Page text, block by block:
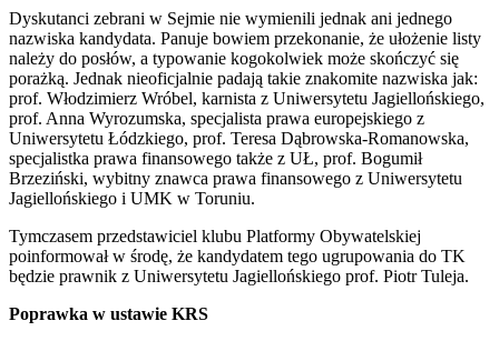
Dyskutanci zebrani w Sejmie nie wymienili jednak ani jednego
nazwiska kandydata. Panuje bowiem przekonanie, że ułożenie listy
należy do posłów, a typowanie kogokolwiek może skończyć się
porażką. Jednak nieoficjalnie padają takie znakomite nazwiska jak:
prof. Włodzimierz Wróbel, karnista z Uniwersytetu Jagiellońskiego,
prof. Anna Wyrozumska, specjalista prawa europejskiego z
Uniwersytetu Łódzkiego, prof. Teresa Dąbrowska-Romanowska,
specjalistka prawa finansowego także z UŁ, prof. Bogumił
Brzeziński, wybitny znawca prawa finansowego z Uniwersytetu
Jagiellońskiego i UMK w Toruniu.
Tymczasem przedstawiciel klubu Platformy Obywatelskiej
poinformował w środę, że kandydatem tego ugrupowania do TK
będzie prawnik z Uniwersytetu Jagiellońskiego prof. Piotr Tuleja.
Poprawka w ustawie KRS